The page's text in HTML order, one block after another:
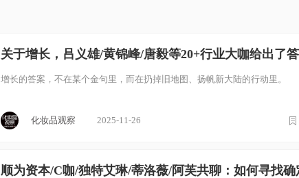
关于增长，吕义雄/黄锦峰/唐毅等20+行业大咖给出了
增长的答案，不在某个金句里，而在扔掉旧地图、扬帆新大陆的行动里。
化妆品观察 2025-11-26
顺为资本/C咖/独特艾琳/蒂洛薇/阿芙共聊：如何寻找确